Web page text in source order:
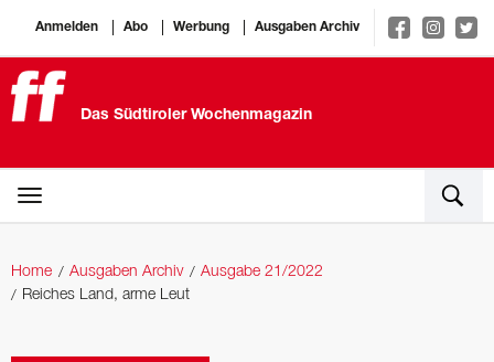
Anmelden Abo Werbung Ausgaben Archiv
Das Südtiroler Wochenmagazin
Home Ausgaben Archiv
Ausgabe 21/2022
Reiches Land, arme Leut